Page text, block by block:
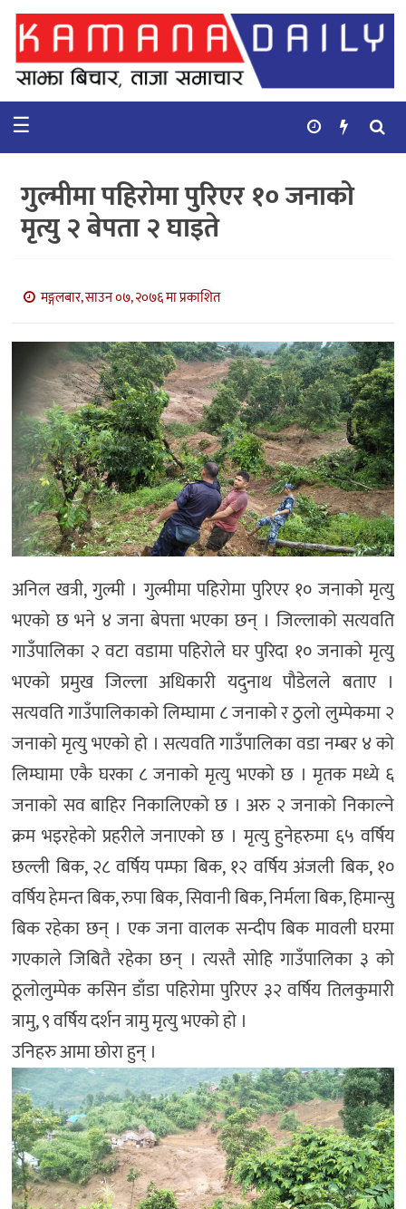
गृहपृष्ठ
समाचार
कुटनिती
कुराकानी
बाणिज्य
भिडियो
सिफारिस
☰
गुल्मीमा पहिरोमा पुरिएर १० जनाको
मृत्यु २ बेपता २ घाइते
मङ्गलबार, साउन ०७, २०७६ मा प्रकाशित
अनिल खत्री, गुल्मी । गुल्मीमा पहिरोमा पुरिएर १० जनाको मृत्यु
भएको छ भने ४ जना बेपत्ता भएका छन् । जिल्लाको सत्यवति
गाउँपालिका २ वटा वडामा पहिरोले घर पुरिदा १० जनाको मृत्यु
भएको प्रमुख जिल्ला अधिकारी यदुनाथ पौडेलले बताए ।
सत्यवति गाउँपालिकाको लिम्घामा ८ जनाको र ठुलो लुम्पेकमा २
जनाको मृत्यु भएको हो । सत्यवति गाउँपालिका वडा नम्बर ४ को
लिम्घामा एकै घरका ८ जनाको मृत्यु भएको छ । मृतक मध्ये ६
जनाको सव बाहिर निकालिएको छ । अरु २ जनाको निकाल्ने
क्रम भइरहेको प्रहरीले जनाएको छ । मृत्यु हुनेहरुमा ६५ वर्षिय
छल्ली बिक, २८ वर्षिय पम्फा बिक, १२ वर्षिय अंजली बिक, १०
वर्षिय हेमन्त बिक, रुपा बिक, सिवानी बिक, निर्मला बिक, हिमान्सु
बिक रहेका छन् । एक जना वालक सन्दीप बिक मावली घरमा
गएकाले जिबितै रहेका छन् । त्यस्तै सोहि गाउँपालिका ३ को
ठूलोलुम्पेक कसिन डाँडा पहिरोमा पुरिएर ३२ वर्षिय तिलकुमारी
त्रामु, ९ वर्षिय दर्शन त्रामु मृत्यु भएको हो ।
उनिहरु आमा छोरा हुन् ।